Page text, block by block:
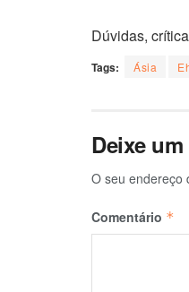
Dúvidas,
Tags: Ásia
Deixe
O seu endereço
Comentário *